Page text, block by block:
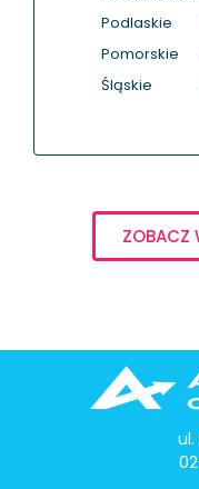
Podlaskie
Pomorskie
Śląskie
ZOBACZ